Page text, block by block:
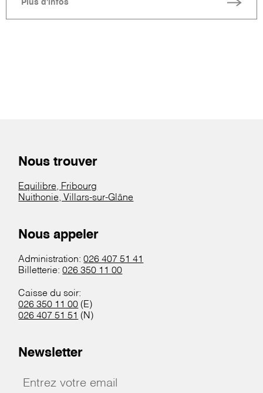
Plus d'infos
Nous trouver
Equilibre, Fribourg
Nuithonie, Villars-sur-Glâne
Nous appeler
Administration:026 407 51 41
Billetterie:026 350 11 00
Caisse du soir:
026 350 11 00 (E)
026 407 51 51 (N)
Newsletter